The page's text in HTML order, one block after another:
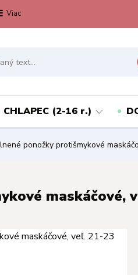
Viac
CHLAPEC (2-16 r.)
ponožky protišmykové
maskáčové,